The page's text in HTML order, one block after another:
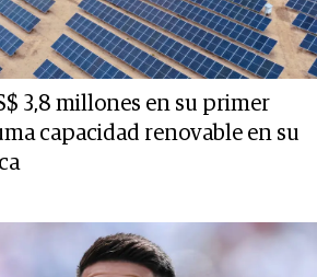
3,8 millones en su primer
capacidad renovable en su